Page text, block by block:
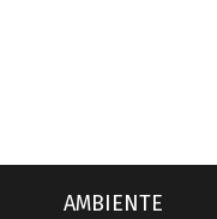
AMBIENTE